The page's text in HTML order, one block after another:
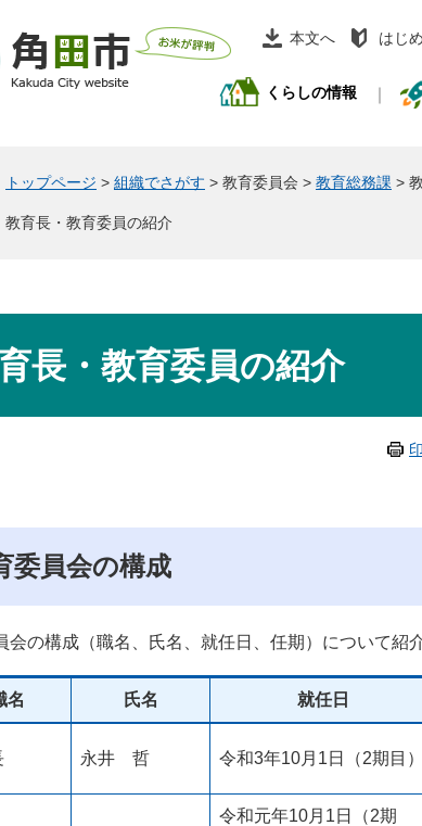
本文へ はじ
くらしの情報
トップページ > 組織でさがす > 教育委員会 > 教育総務課 >
教育長・教育委員の紹介
長・教育委員の紹介
委員会の構成
会の構成（職名、氏名、就任日、任期）について紹
名 氏名 就任日
永井 哲 令和3年10月1日（2期目）
令和元年10月1日（2期